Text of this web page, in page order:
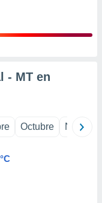
- MT en
Octubre